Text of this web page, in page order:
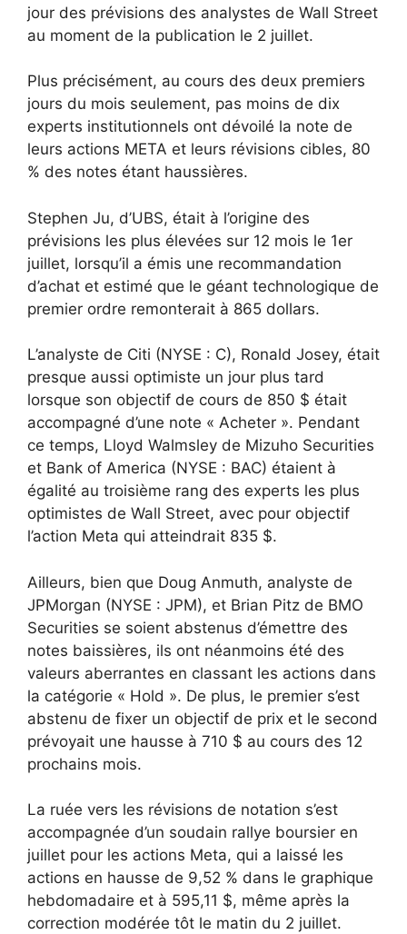
jour des prévisions des analystes de Wall Street
au moment de la publication le 2 juillet.
Plus précisément, au cours des deux premiers
jours du mois seulement, pas moins de dix
experts institutionnels ont dévoilé la note de
leurs actions META et leurs révisions cibles, 80
% des notes étant haussières.
Stephen Ju, d’UBS, était à l’origine des
prévisions les plus élevées sur 12 mois le 1er
juillet, lorsqu’il a émis une recommandation
d’achat et estimé que le géant technologique de
premier ordre remonterait à 865 dollars.
L’analyste de Citi (NYSE : C), Ronald Josey, était
presque aussi optimiste un jour plus tard
lorsque son objectif de cours de 850 $ était
accompagné d’une note « Acheter ». Pendant
ce temps, Lloyd Walmsley de Mizuho Securities
et Bank of America (NYSE : BAC) étaient à
égalité au troisième rang des experts les plus
optimistes de Wall Street, avec pour objectif
l’action Meta qui atteindrait 835 $.
Ailleurs, bien que Doug Anmuth, analyste de
JPMorgan (NYSE : JPM), et Brian Pitz de BMO
Securities se soient abstenus d’émettre des
notes baissières, ils ont néanmoins été des
valeurs aberrantes en classant les actions dans
la catégorie « Hold ». De plus, le premier s’est
abstenu de fixer un objectif de prix et le second
prévoyait une hausse à 710 $ au cours des 12
prochains mois.
La ruée vers les révisions de notation s’est
accompagnée d’un soudain rallye boursier en
juillet pour les actions Meta, qui a laissé les
actions en hausse de 9,52 % dans le graphique
hebdomadaire et à 595,11 $, même après la
correction modérée tôt le matin du 2 juillet.